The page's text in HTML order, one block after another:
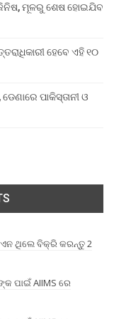
ମୂଳରୁ ଶେଷ ହୋଇଯିବ
ହେବେ ଏହି ୧୦
ପାକିସ୍ତାନୀ ଓ
ଥିଲେ ବିକ୍ରି କରନ୍ତୁ 2
ପାଇଁ AIIMS ରେ